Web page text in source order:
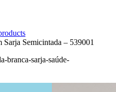
Sarja Semicintada – 539001